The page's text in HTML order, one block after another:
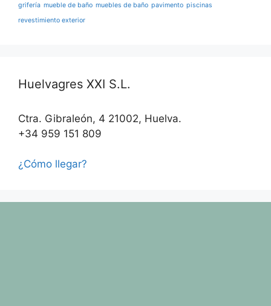
grifería mueble de baño muebles de baño pavimento piscinas
revestimiento exterior
Huelvagres XXI S.L.
Ctra. Gibraleón, 4 21002, Huelva.
+34 959 151 809
¿Cómo llegar?